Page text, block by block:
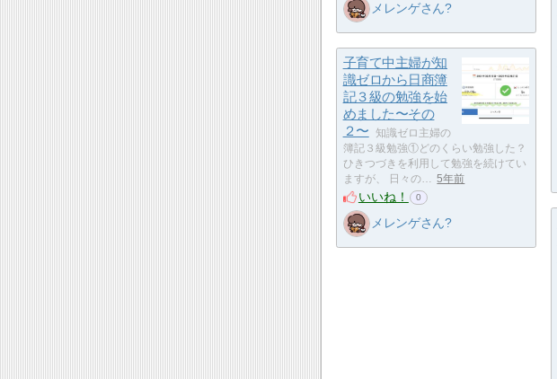
メレンゲさん?
子育て中主婦が知
識ゼロから日商簿
記３級の勉強を始
めました〜その
２〜
知識ゼロ主婦の
簿記３級勉強①どのくらい勉強した？
ひきつづきを利用して勉強を続けてい
ますが、 日々の…
5年前
いいね！ 0
メレンゲさん?